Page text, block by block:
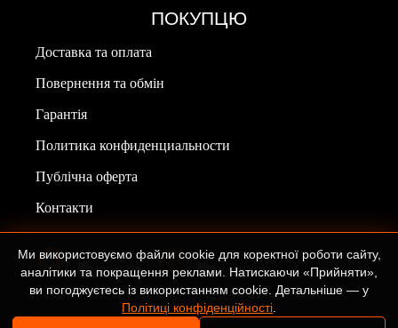
ПОКУПЦЮ
Доставка та оплата
Повернення та обмін
Гарантія
Политика конфиденциальности
Публічна оферта
Контакти
Ми використовуємо файли cookie для коректної роботи сайту,
аналітики та покращення реклами. Натискаючи «Прийняти»,
ви погоджуєтесь із використанням cookie. Детальніше — у
Політиці конфіденційності